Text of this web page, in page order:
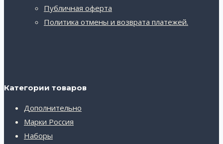
Публичная оферта
Политика отмены и возврата платежей.
Категории товаров
Дополнительно
Марки Россия
Наборы